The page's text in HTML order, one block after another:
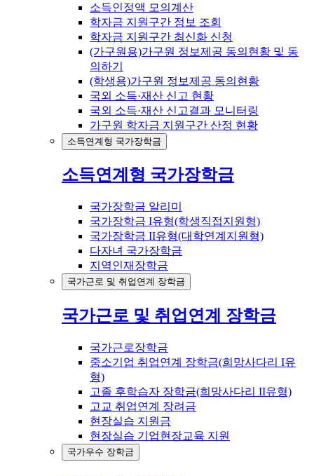
소득인정액 모의계산
학자금 지원구간 정보 조회
학자금 지원구간 최신화 신청
(가구원용)가구원 정보제공 동의현황 및 동
의하기
(학생용)가구원 정보제공 동의현황
국외 소득·재산 신고 현황
국외 소득·재산 신고결과 모니터링
가구원 학자금 지원구간 산정 현황
소득연계형 국가장학금
소득연계형 국가장학금
국가장학금 알리미
국가장학금 I유형(학생직접지원형)
국가장학금 II유형(대학연계지원형)
다자녀 국가장학금
지역인재장학금
국가근로 및 취업연계 장학금
국가근로 및 취업연계 장학금
국가근로장학금
중소기업 취업연계 장학금(희망사다리 I유
형)
고졸 후학습자 장학금(희망사다리 II유형)
고교 취업연계 장려금
현장실습 지원금
현장실습 기업현장교육 지원
국가우수 장학금